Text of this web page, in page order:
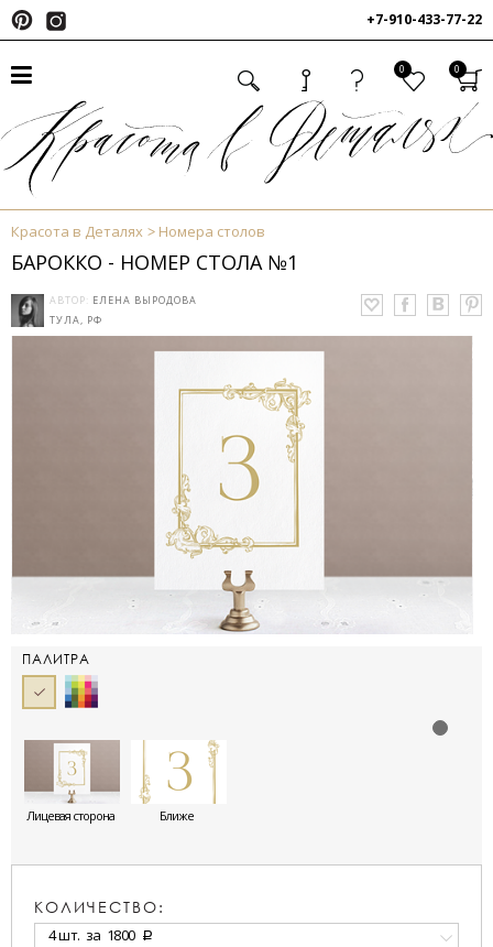
+7-910-433-77-22
0 0
Красота в Деталях Номера столов
БАРОККО - НОМЕР СТОЛА №1
АВТОР: ЕЛЕНА ВЫРОДОВА
ТУЛА, РФ
ПАЛИТРА
Лицевая сторона Ближе
КОЛИЧЕСТВО:
4 шт. за 1800 a